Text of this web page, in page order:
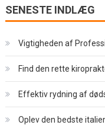
SENESTE INDLÆG
Vigtigheden af
Find den rette
Effektiv rydning af
Oplev den bedste